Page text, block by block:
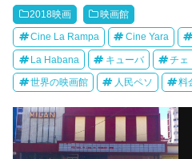
2018映画 映画館
Cine La Rampa Cine Yara
La Habana キューバ チェ
世界の映画館 人民ペソ 料